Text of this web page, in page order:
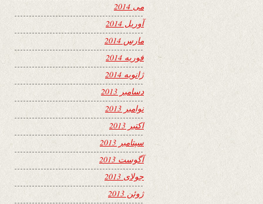
می 2014
آوریل 2014
مارس 2014
فوریه 2014
ژانویه 2014
دسامبر 2013
نوامبر 2013
اکتبر 2013
سپتامبر 2013
آگوست 2013
جولای 2013
ژوئن 2013